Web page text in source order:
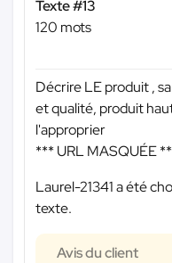
Texte #13
120 mots
Décrire LE produit ,
et qualité, produit
l'approprier
*** URL MASQUÉE
Laurel-21341 a été
texte.
Avis du client